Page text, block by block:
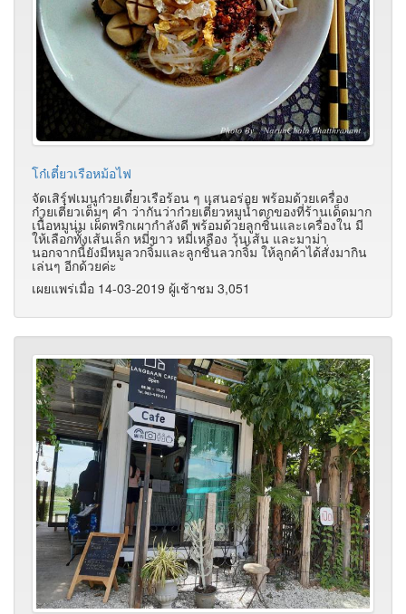
โก๋เตี๋ยวเรือหม้อไฟ
จัดเสิร์ฟเมนูก๋วยเตี๋ยวเรือร้อน ๆ แสนอร่อย พร้อมด้วยเครื่อง
ก๋วยเตี๋ยวเต็มๆ คำ ว่ากันว่าก๋วยเตี๋ยวหมูน้ำตกของที่ร้านเด็ดมาก
เนื้อหมูนุ่ม เผ็ดพริกเผากำลังดี พร้อมด้วยลูกชิ้นและเครื่องใน มี
ให้เลือกทั้งเส้นเล็ก หมี่ขาว หมี่เหลือง วุ้นเส้น และมาม่า
นอกจากนี้ยังมีหมูลวกจิ้มและลูกชิ้นลวกจิ้ม ให้ลูกค้าได้สั่งมากิน
เล่นๆ อีกด้วยค่ะ
เผยแพร่เมื่อ 14-03-2019 ผู้เช้าชม 3,051